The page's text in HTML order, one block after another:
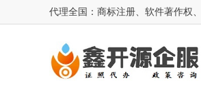
代理全国：商标注册、软件著作权